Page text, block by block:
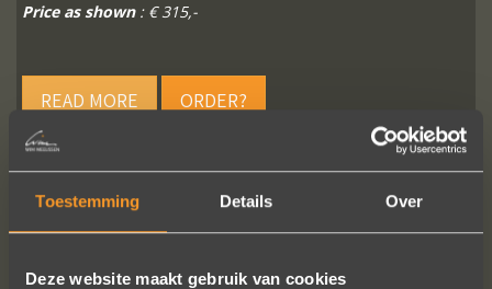
Toestemming Details Over
Deze website maakt gebruik van cookies
Price as shown: € 315,-
READ MORE ORDER?
FOLLOW US ON SOCIAL MEDIA